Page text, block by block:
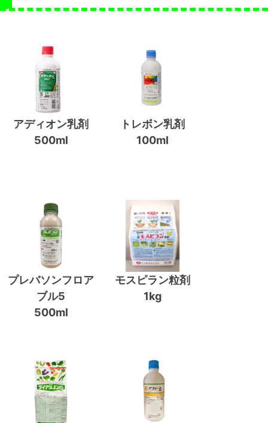
アディオン乳剤
500ml
トレボン乳剤
100ml
プレバソンフロア
ブル5
500ml
モスピラン粒剤
1kg